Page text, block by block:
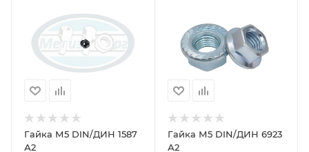
Гайка М5 DIN/ДИН 1587
А2
Гайка М5 DIN/ДИН 6923
А2